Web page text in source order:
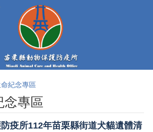
紀念專區
念專區
疫所112年苗栗縣街道犬貓遺體清